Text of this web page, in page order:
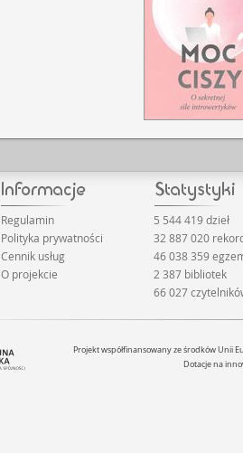
Regulamin
Polityka prywatności
Cennik usług
O projekcie
5 544 419 dzieł
32 887 020
46 038 359
2 387 bibliotek
66 027
Projekt współfinansowany ze środków Unii
Dotacje na